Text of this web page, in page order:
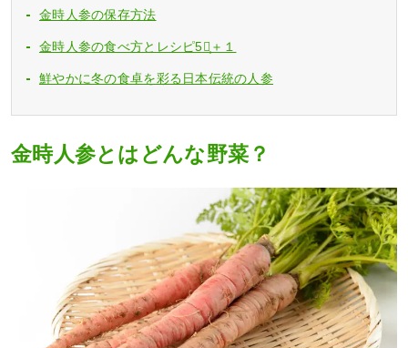
金時人参の保存方法
金時人参の食べ方とレシピ5選̟＋１
鮮やかに冬の食卓を彩る日本伝統の人参
金時人参とはどんな野菜？